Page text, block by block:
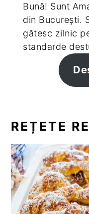
Bună! Sunt
din București.
gătesc zilnic
standarde
REȚETE